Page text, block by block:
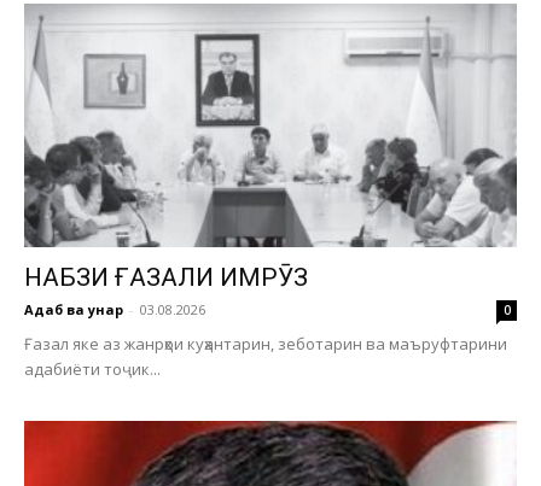
НАБЗИ ҒАЗАЛИ ИМРӮЗ
Адаб ва ҳунар - 03.08.2026 0
Ғазал яке аз жанрҳои куҳантарин, зеботарин ва маъруфтарини
адабиёти тоҷик...